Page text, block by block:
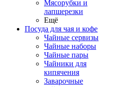
Мясорубки и
лапшерезки
Ещё
Посуда для чая и кофе
Чайные сервизы
Чайные наборы
Чайные пары
Чайники для
кипячения
Заварочные